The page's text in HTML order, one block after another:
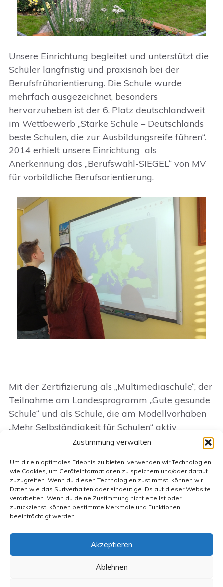
Zustimmung verwalten
Um dir ein optimales Erlebnis zu bieten, verwenden wir Technologien
wie Cookies, um Geräteinformationen zu speichern und/oder darauf
zuzugreifen. Wenn du diesen Technologien zustimmst, können wir
Daten wie das Surfverhalten oder eindeutige IDs auf dieser Website
verarbeiten. Wenn du deine Zustimmung nicht erteilst oder
zurückziehst, können bestimmte Merkmale und Funktionen
beeinträchtigt werden.
Akzeptieren
Ablehnen
Unsere Einrichtung begleitet und unterstützt die
Schüler langfristig und praxisnah bei der
Berufsfrühorientierung. Die Schule wurde
mehrfach ausgezeichnet, besonders
hervorzuheben ist der 6. Platz deutschlandweit
im Wettbewerb „Starke Schule – Deutschlands
beste Schulen, die zur Ausbildungsreife führen“.
2014 erhielt unsere Einrichtung als
Anerkennung das „Berufswahl-SIEGEL“ von MV
für vorbildliche Berufsorientierung.
Mit der Zertifizierung als „Multimediaschule“, der
Teilnahme am Landesprogramm „Gute gesunde
Schule“ und als Schule, die am Modellvorhaben
„Mehr Selbständigkeit für Schulen“ aktiv
mitwirkte, werden hier in Karlshagen alle
jeden Schüler zu machen
Anmelden